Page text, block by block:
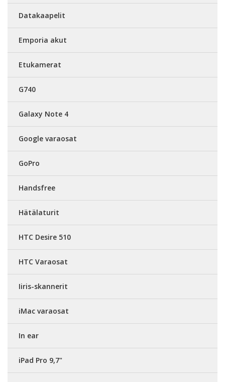
Datakaapelit
Emporia akut
Etukamerat
G740
Galaxy Note 4
Google varaosat
GoPro
Handsfree
Hätälaturit
HTC Desire 510
HTC Varaosat
Iiris-skannerit
iMac varaosat
In ear
iPad Pro 9,7"